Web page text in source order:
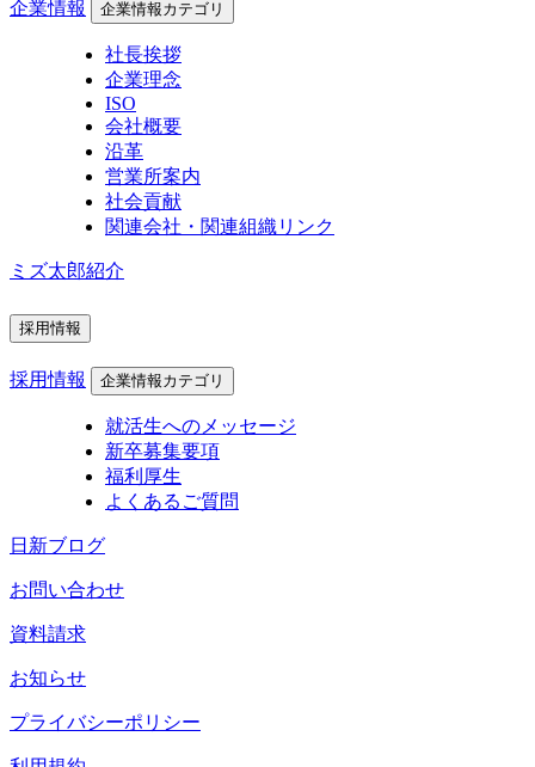
企業情報 企業情報カテゴリ
社長挨拶
企業理念
ISO
会社概要
沿革
営業所案内
社会貢献
関連会社・関連組織リンク
ミズ太郎紹介
採用情報
採用情報 企業情報カテゴリ
就活生へのメッセージ
新卒募集要項
福利厚生
よくあるご質問
日新ブログ
お問い合わせ
資料請求
お知らせ
プライバシーポリシー